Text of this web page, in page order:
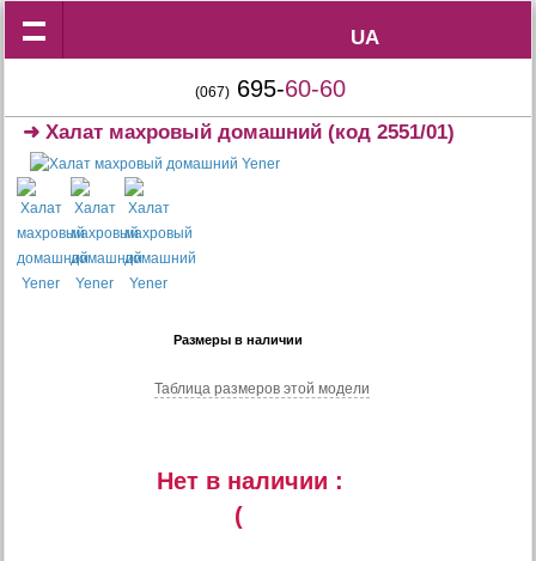
UA
UA
(067) 695-60-60
➜Халат махровый домашний (код 2551/01)
Размеры в наличии
Таблица размеров этой модели
Нет в наличии :
(